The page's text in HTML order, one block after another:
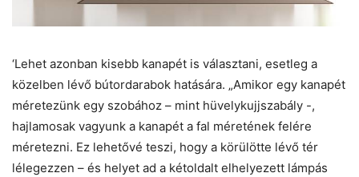
‘Lehet azonban kisebb kanapét is választani, esetleg a
közelben lévő bútordarabok hatására. „Amikor egy kanapét
méretezünk egy szobához – mint hüvelykujjszabály -,
hajlamosak vagyunk a kanapét a fal méretének felére
méretezni. Ez lehetővé teszi, hogy a körülötte lévő tér
lélegezzen – és helyet ad a kétoldalt elhelyezett lámpás